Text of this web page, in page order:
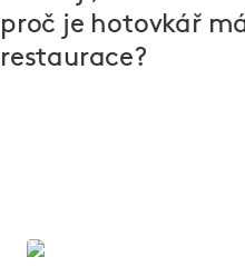
proč je hotovkář
restaurace?